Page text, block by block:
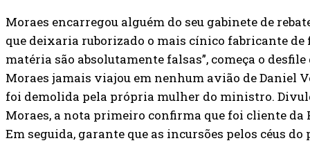
Moraes encarregou alguém do seu gabinete de
que deixaria ruborizado o mais cínico fabricante de
matéria são absolutamente falsas”, começa o
Moraes jamais viajou em nenhum avião de Daniel
foi demolida pela própria mulher do ministro.
Moraes, a nota primeiro confirma que foi cliente
Em seguida, garante que as incursões pelos céus